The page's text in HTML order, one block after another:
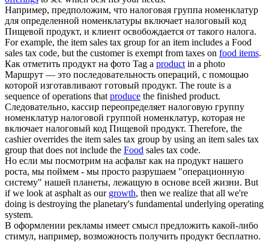
Например, предположим, что налоговая группа номенклатур
для определенной номенклатуры включает налоговый код
Пищевой продукт, и клиент освобождается от такого налога.
For example, the item sales tax group for an item includes a Food
sales tax code, but the customer is exempt from taxes on food items.
Как отметить продукт на фото Tag a productin a photo
Маршрут — это последовательность операций, с помощью
которой изготавливают готовый продукт. The route is a
sequence of operations thatproduce the finished product.
Следовательно, кассир переопределяет налоговую группу
номенклатур налоговой группой номенклатур, которая не
включает налоговый код Пищевой продукт. Therefore, the
cashier overrides the item sales tax group by using an item sales tax
group that does not include the Food sales tax code.
Но если мы посмотрим на асфальт как на продукт нашего
роста, мы поймем - мы просто разрушаем "операционную
систему" нашей планеты, лежащую в основе всей жизни. But
if we look at asphalt as our growth, then we realize that all we're
doing is destroying the planetary's fundamental underlying operating
system.
В оформлении рекламы имеет смысл предложить какой-либо
стимул, например, возможность получить продукт бесплатно.